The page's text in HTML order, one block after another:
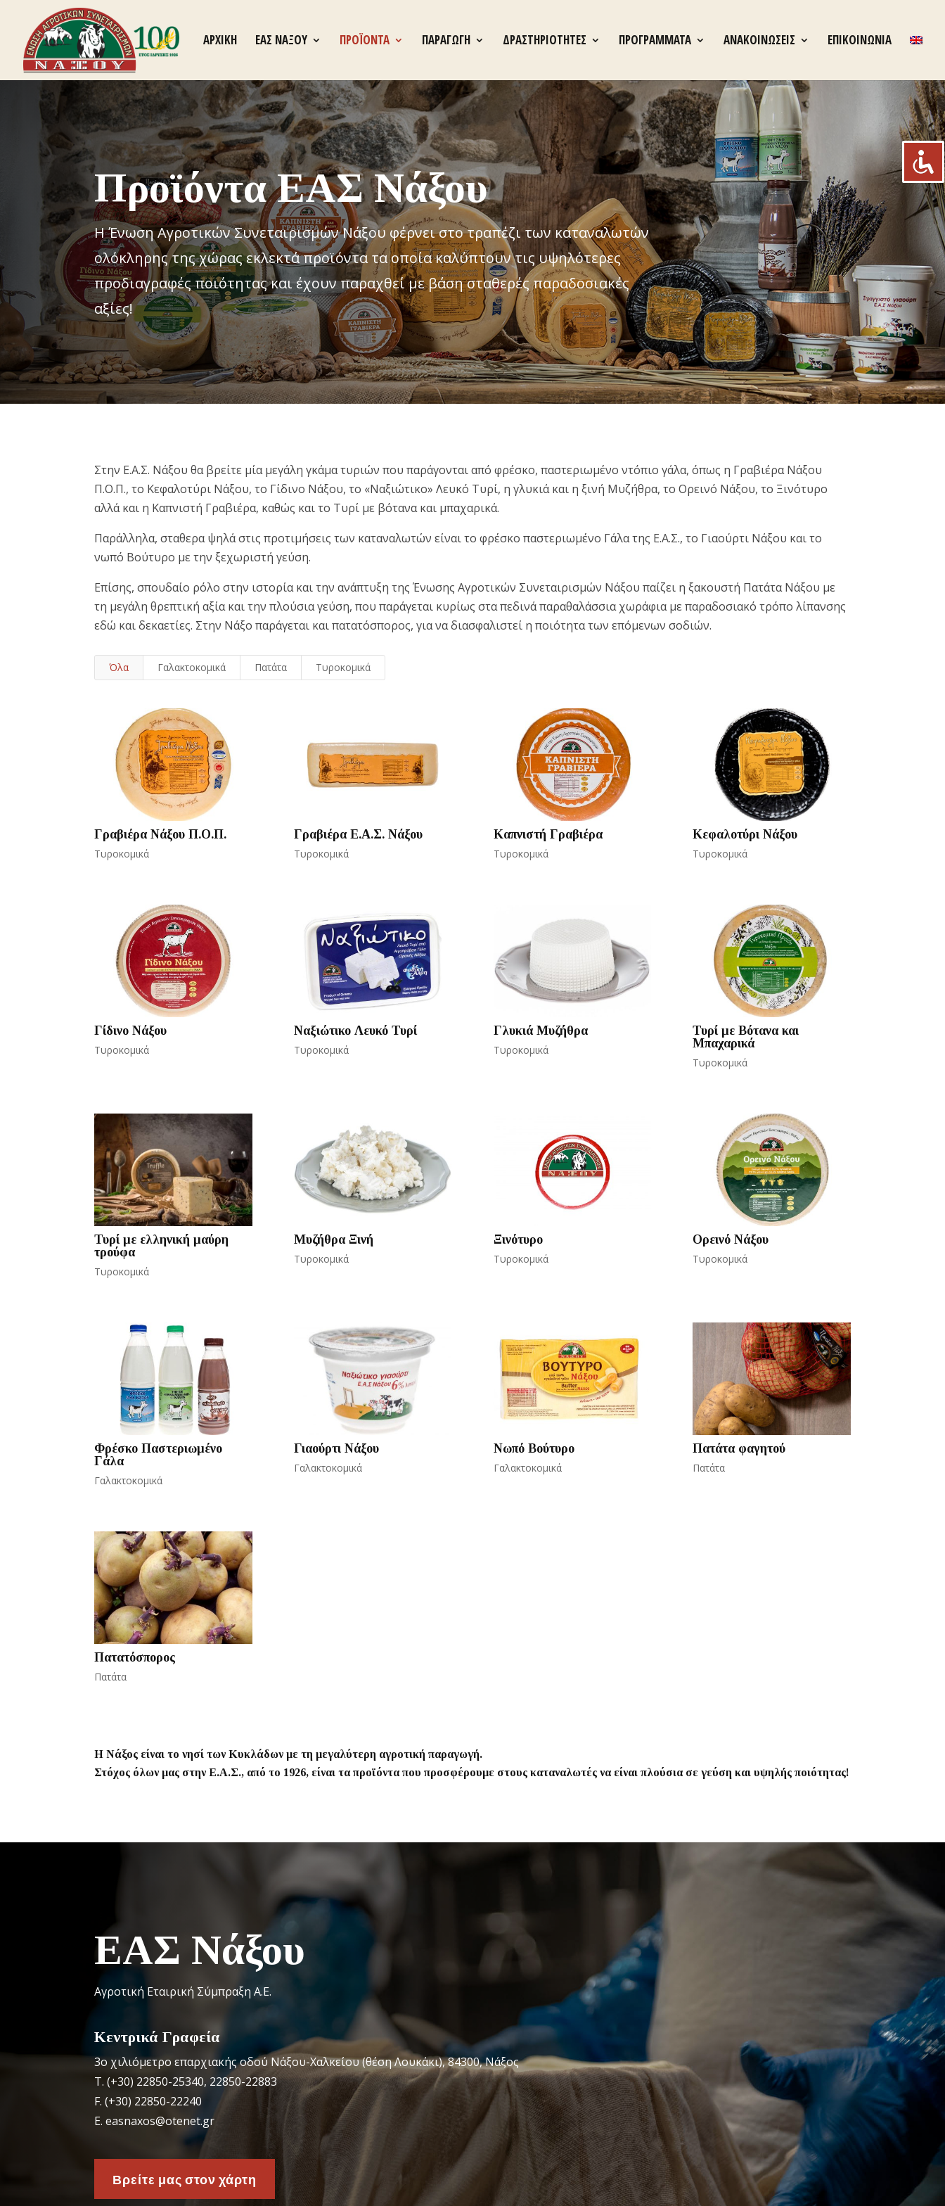
ΑΡΧΙΚΗ ΕΑΣ ΝΑΞΟΥ ΠΡΟΪΟΝΤΑ ΠΑΡΑΓΩΓΗ ΔΡΑΣΤΗΡΙΟΤΗΤΕΣ ΠΡΟΓΡΑΜΜΑΤΑ ΑΝΑΚΟΙΝΩΣΕΙΣ ΕΠΙΚΟΙΝΩΝΙΑ
Προϊόντα ΕΑΣ Νάξου
Η Ένωση Αγροτικών Συνεταιρισμών Νάξου φέρνει στο τραπέζι των καταναλωτών
ολόκληρης της χώρας εκλεκτά προϊόντα τα οποία καλύπτουν τις υψηλότερες
προδιαγραφές ποιότητας και έχουν παραχθεί με βάση σταθερές παραδοσιακές
αξίες!
Στην Ε.Α.Σ. Νάξου θα βρείτε μία μεγάλη γκάμα τυριών που παράγονται από φρέσκο, παστεριωμένο ντόπιο γάλα, όπως η Γραβιέρα Νάξου
Π.Ο.Π., το Κεφαλοτύρι Νάξου, το Γίδινο Νάξου, το «Ναξιώτικο» Λευκό Τυρί, η γλυκιά και η ξινή Μυζήθρα, το Ορεινό Νάξου, το Ξινότυρο
αλλά και η Καπνιστή Γραβιέρα, καθώς και το Τυρί με βότανα και μπαχαρικά.
Παράλληλα, σταθερα ψηλά στις προτιμήσεις των καταναλωτών είναι το φρέσκο παστεριωμένο Γάλα της Ε.Α.Σ., το Γιαούρτι Νάξου και το
νωπό Βούτυρο με την ξεχωριστή γεύση.
Επίσης, σπουδαίο ρόλο στην ιστορία και την ανάπτυξη της Ένωσης Αγροτικών Συνεταιρισμών Νάξου παίζει η ξακουστή Πατάτα Νάξου με
τη μεγάλη θρεπτική αξία και την πλούσια γεύση, που παράγεται κυρίως στα πεδινά παραθαλάσσια χωράφια με παραδοσιακό τρόπο λίπανσης
εδώ και δεκαετίες. Στην Νάξο παράγεται και πατατόσπορος, για να διασφαλιστεί η ποιότητα των επόμενων σοδιών.
Όλα Γαλακτοκομικά Πατάτα Τυροκομικά
Γραβιέρα Νάξου Π.Ο.Π.
Τυροκομικά
Γραβιέρα Ε.Α.Σ. Νάξου
Τυροκομικά
Καπνιστή Γραβιέρα
Τυροκομικά
Κεφαλοτύρι Νάξου
Τυροκομικά
Γίδινο Νάξου
Τυροκομικά
Ναξιώτικο Λευκό Τυρί
Τυροκομικά
Γλυκιά Μυζήθρα
Τυροκομικά
Τυρί με Βότανα και
Μπαχαρικά
Τυροκομικά
Τυρί με ελληνική μαύρη
τρούφα
Τυροκομικά
Μυζήθρα Ξινή
Τυροκομικά
Ξινότυρο
Τυροκομικά
Ορεινό Νάξου
Τυροκομικά
Φρέσκο Παστεριωμένο
Γάλα
Γαλακτοκομικά
Γιαούρτι Νάξου
Γαλακτοκομικά
Νωπό Βούτυρο
Γαλακτοκομικά
Πατάτα φαγητού
Πατάτα
Πατατόσπορος
Πατάτα
Η Νάξος είναι το νησί των Κυκλάδων με τη μεγαλύτερη αγροτική παραγωγή.
Στόχος όλων μας στην Ε.Α.Σ., από το 1926, είναι τα προϊόντα που προσφέρουμε στους καταναλωτές να είναι πλούσια σε γεύση και υψηλής ποιότητας!
ΕΑΣ Νάξου
Αγροτική Εταιρική Σύμπραξη Α.Ε.
Κεντρικά Γραφεία
3o χιλιόμετρο επαρχιακής οδού Νάξου-Χαλκείου (θέση Λουκάκι), 84300, Νάξος
Τ. (+30) 22850-25340, 22850-22883
F. (+30) 22850-22240
Ε. easnaxos@otenet.gr
Βρείτε μας στον χάρτη